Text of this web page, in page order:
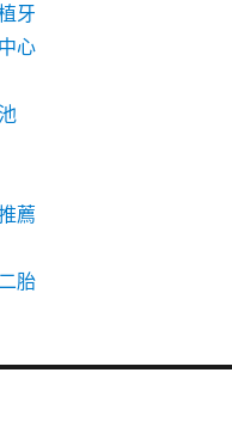
牙
心
薦
胎